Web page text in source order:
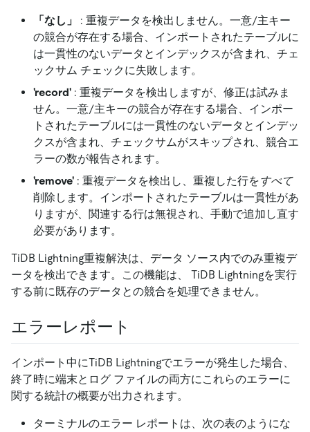
「なし」
: 重複データを検出しません。一意/主キー
の競合が存在する場合、インポートされたテーブルに
は一貫性のないデータとインデックスが含まれ、チェ
ックサム チェックに失敗します。
'record' : 重複データを検出しますが、修正は試みま
せん。一意/主キーの競合が存在する場合、インポー
トされたテーブルには一貫性のないデータとインデッ
クスが含まれ、チェックサムがスキップされ、競合エ
ラーの数が報告されます。
'remove' : 重複データを検出し、重複した行をすべて
削除します。インポートされたテーブルは一貫性があ
りますが、関連する行は無視され、手動で追加し直す
必要があります。
TiDB Lightning重複解決は、データ ソース内でのみ重複デ
ータを検出できます。この機能は、 TiDB Lightningを実行
する前に既存のデータとの競合を処理できません。
エラーレポート
インポート中にTiDB Lightningでエラーが発生した場合、
終了時に端末とログ ファイルの両方にこれらのエラーに
関する統計の概要が出力されます。
ターミナルのエラー レポートは、次の表のようにな